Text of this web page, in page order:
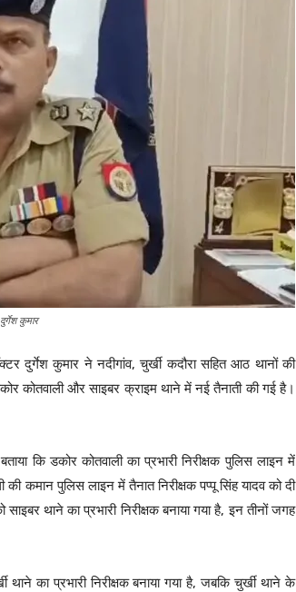
कुमार
दुर्गेश कुमार ने नदीगांव, चुर्खी कदौरा सहित आठ थानों की
कोतवाली और साइबर क्राइम थाने में नई तैनाती की गई है।
कि डकोर कोतवाली का प्रभारी निरीक्षक पुलिस लाइन में
की कमान पुलिस लाइन में तैनात निरीक्षक पप्पू सिंह यादव को दी
थाने का प्रभारी निरीक्षक बनाया गया है, इन तीनों जगह
का प्रभारी निरीक्षक बनाया गया है, जबकि चुर्खी थाने के